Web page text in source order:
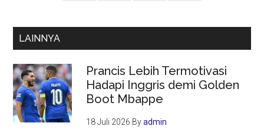
LAINNYA
Prancis Lebih Termotivasi
Hadapi Inggris demi Golden
Boot Mbappe
18 Juli 2026 Byadmin